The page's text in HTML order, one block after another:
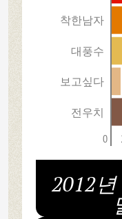
착한남자
대풍수
보고싶다
전우치
0
2012